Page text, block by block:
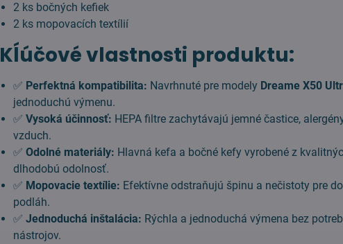
2 ks bočných kefiek
2 ks mopovacích textílií
Kĺúčové vlastnosti produktu:
✅ Perfektná kompatibilita: Navrhnuté pre modely Dreame X50
jednoduchú výmenu.
✅Vysoká účinnosť: HEPA filtre zachytávajú jemné častice,
vzduch.
✅Odolné materiály: Hlavná kefa a bočné kefy vyrobené z
dlhodobú odolnosť.
✅ Mopovacie textílie: Efektívne odstraňujú špinu a nečistoty pre
podláh.
✅Jednoduchá inštalácia: Rýchla a jednoduchá výmena bez
nástrojov.